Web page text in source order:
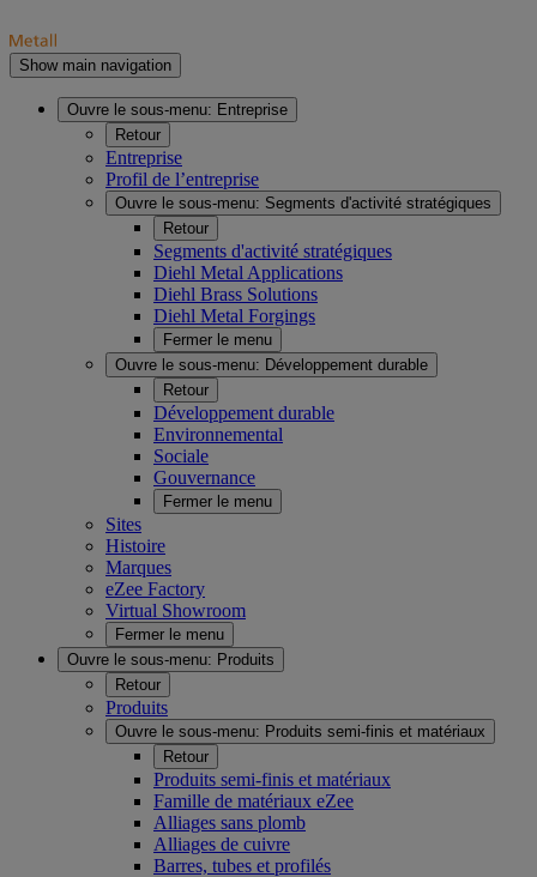
Show main navigation
Ouvre le sous-menu: Entreprise
Retour
Entreprise
Profil de l’entreprise
Ouvre le sous-menu: Segments d'activité stratégiques
Retour
Segments d'activité stratégiques
Diehl Metal Applications
Diehl Brass Solutions
Diehl Metal Forgings
Fermer le menu
Ouvre le sous-menu: Développement durable
Retour
Développement durable
Environnemental
Sociale
Gouvernance
Fermer le menu
Sites
Histoire
Marques
eZee Factory
Virtual Showroom
Fermer le menu
Ouvre le sous-menu: Produits
Retour
Produits
Ouvre le sous-menu: Produits semi-finis et matériaux
Retour
Produits semi-finis et matériaux
Famille de matériaux eZee
Alliages sans plomb
Alliages de cuivre
Barres, tubes et profilés